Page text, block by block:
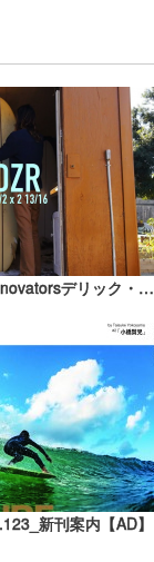
VISSLA Creators&Innovatorsデリック・ディズニーのフリーサーフムービー「TWINZERS」がリリース
新刊案内【AD】